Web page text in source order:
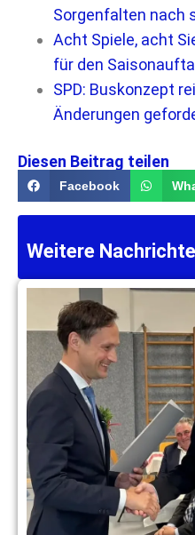
Sorgenfalten nach
Acht Spiele, acht
für den
SPD: Buskonzept
Änderungen
Diesen Beitrag teilen
Facebook
Weitere